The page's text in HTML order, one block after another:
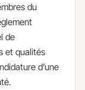
du
de
et qualités
d’une